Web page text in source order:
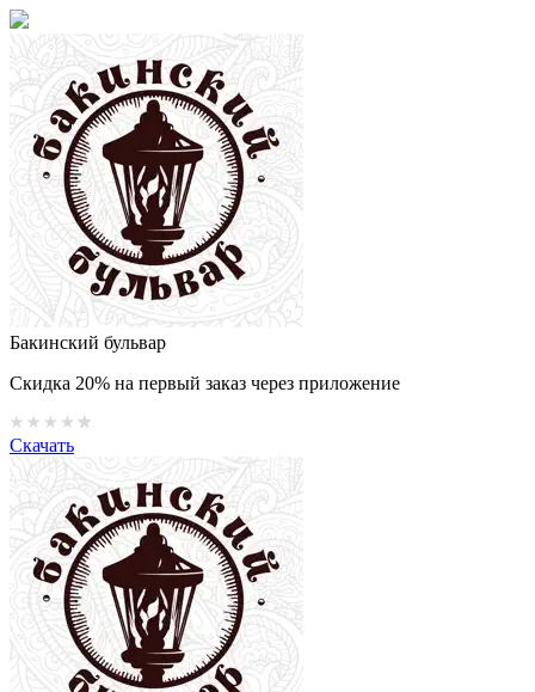
Бакинский бульвар
Скидка 20% на первый заказ через приложение
Скачать